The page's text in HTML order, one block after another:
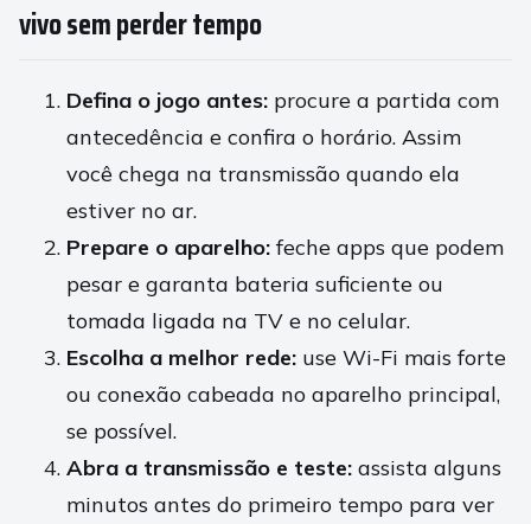
vivo sem perder tempo
Defina o jogo antes: procure a partida com
antecedência e confira o horário. Assim
você chega na transmissão quando ela
estiver no ar.
Prepare o aparelho: feche apps que podem
pesar e garanta bateria suficiente ou
tomada ligada na TV e no celular.
Escolha a melhor rede: use Wi-Fi mais forte
ou conexão cabeada no aparelho principal,
se possível.
Abra a transmissão e teste: assista alguns
minutos antes do primeiro tempo para ver